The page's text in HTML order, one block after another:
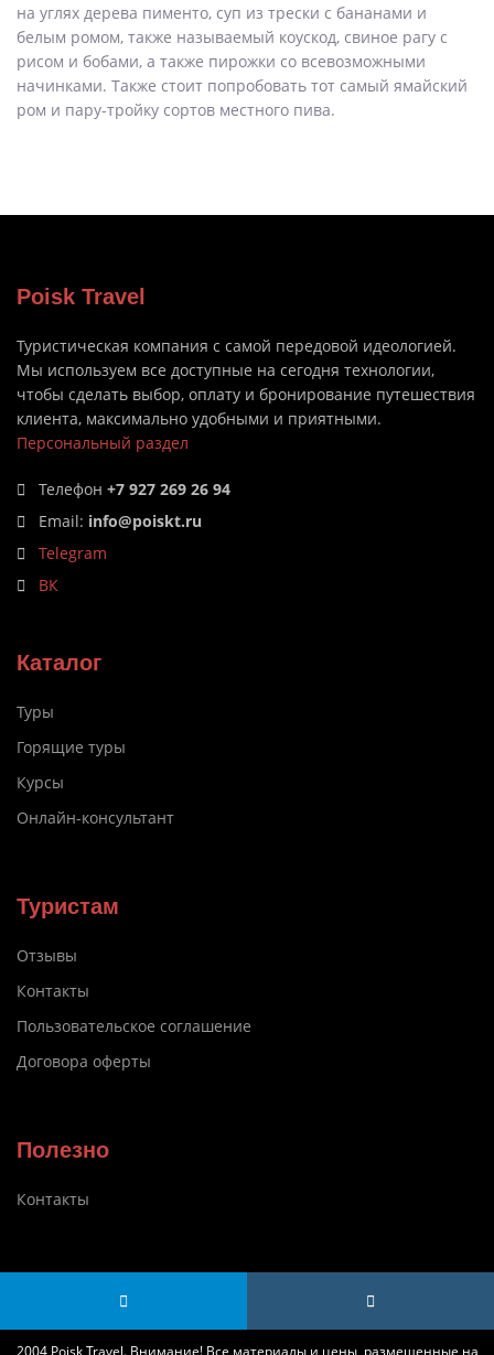
на углях дерева пименто, суп из трески с бананами и
белым ромом, также называемый коускод, свиное рагу с
рисом и бобами, а также пирожки со всевозможными
начинками. Также стоит попробовать тот самый ямайский
ром и пару-тройку сортов местного пива.
Poisk Travel
Туристическая компания с самой передовой идеологией.
Мы используем все доступные на сегодня технологии,
чтобы сделать выбор, оплату и бронирование путешествия
клиента, максимально удобными и приятными.
Персональный раздел
Телефон +7 927 269 26 94
Email: info@poiskt.ru
Telegram
ВК
Каталог
Туры
Горящие туры
Курсы
Онлайн-консультант
Туристам
Отзывы
Контакты
Пользовательское соглашение
Договора оферты
Полезно
Контакты
2004 Poisk Travel. Внимание! Все материалы и цены, размещенные на